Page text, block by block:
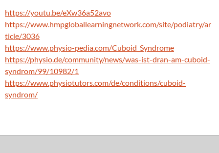
https://youtu.be/eXw36a52avo
https://www.hmpgloballearningnetwork.com/site/podiatry/ar
ticle/3036
https://www.physio-pedia.com/Cuboid_Syndrome
https://physio.de/community/news/was-ist-dran-am-cuboid-
syndrom/99/10982/1
https://www.physiotutors.com/de/conditions/cuboid-
syndrom/